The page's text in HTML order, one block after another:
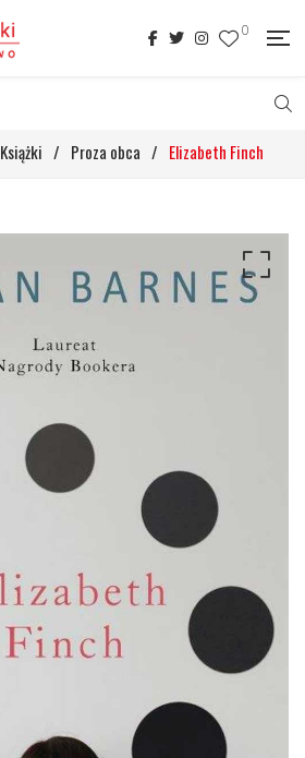
0
Książki / Proza obca / Elizabeth Finch